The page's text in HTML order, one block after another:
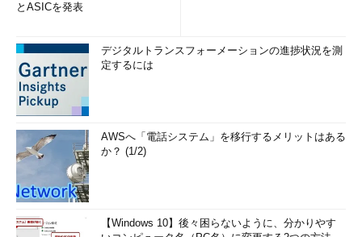
とASICを発表
デジタルトランスフォーメーションの進捗状況を測
定するには
AWSへ「電話システム」を移行するメリットはある
か？ (1/2)
【Windows 10】後々困らないように、分かりやす